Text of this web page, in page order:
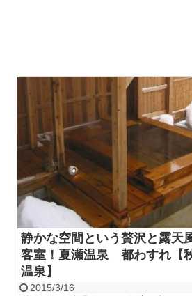
静かな空間という贅沢と露天
客室！夏瀬温泉 都わすれ【
温泉】
2015/3/16